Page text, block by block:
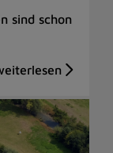
sind schon